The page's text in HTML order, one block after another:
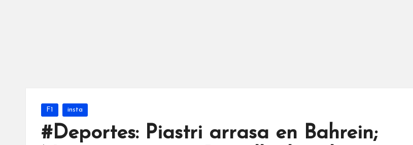
Publicada
F1 insta
#Deportes: Piastri arrasa en Bahrein;